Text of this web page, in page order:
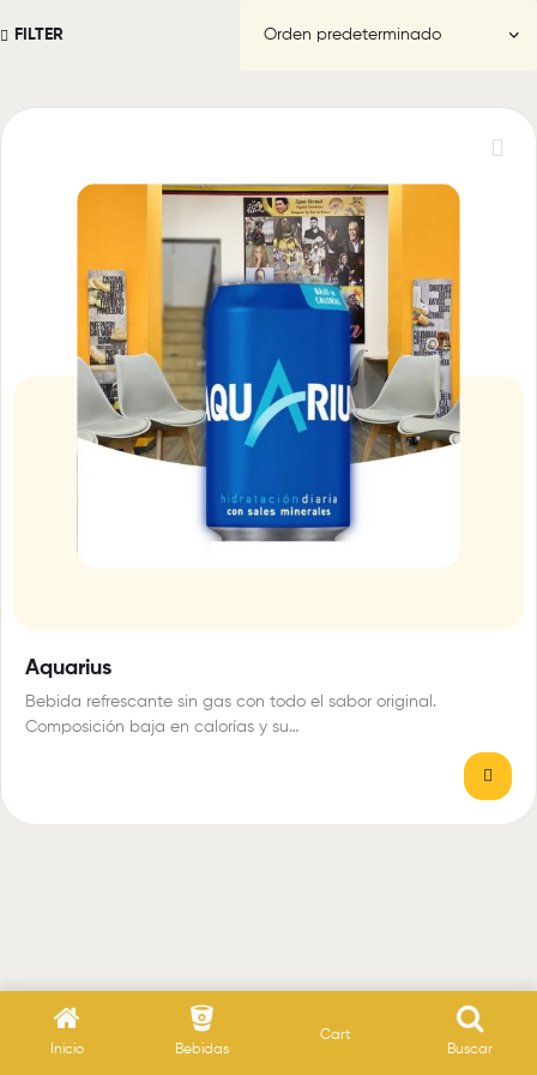
FILTER
Aquarius
Bebida refrescante sin gas con todo el sabor original.
Composición baja en calorías y su…
Inicio Bebidas
Cart
Buscar